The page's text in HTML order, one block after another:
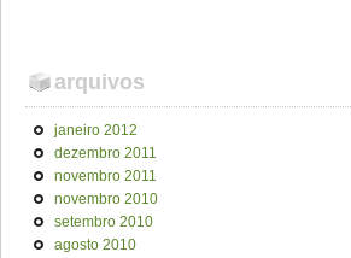
arquivos
janeiro 2012
dezembro 2011
novembro 2011
novembro 2010
setembro 2010
agosto 2010